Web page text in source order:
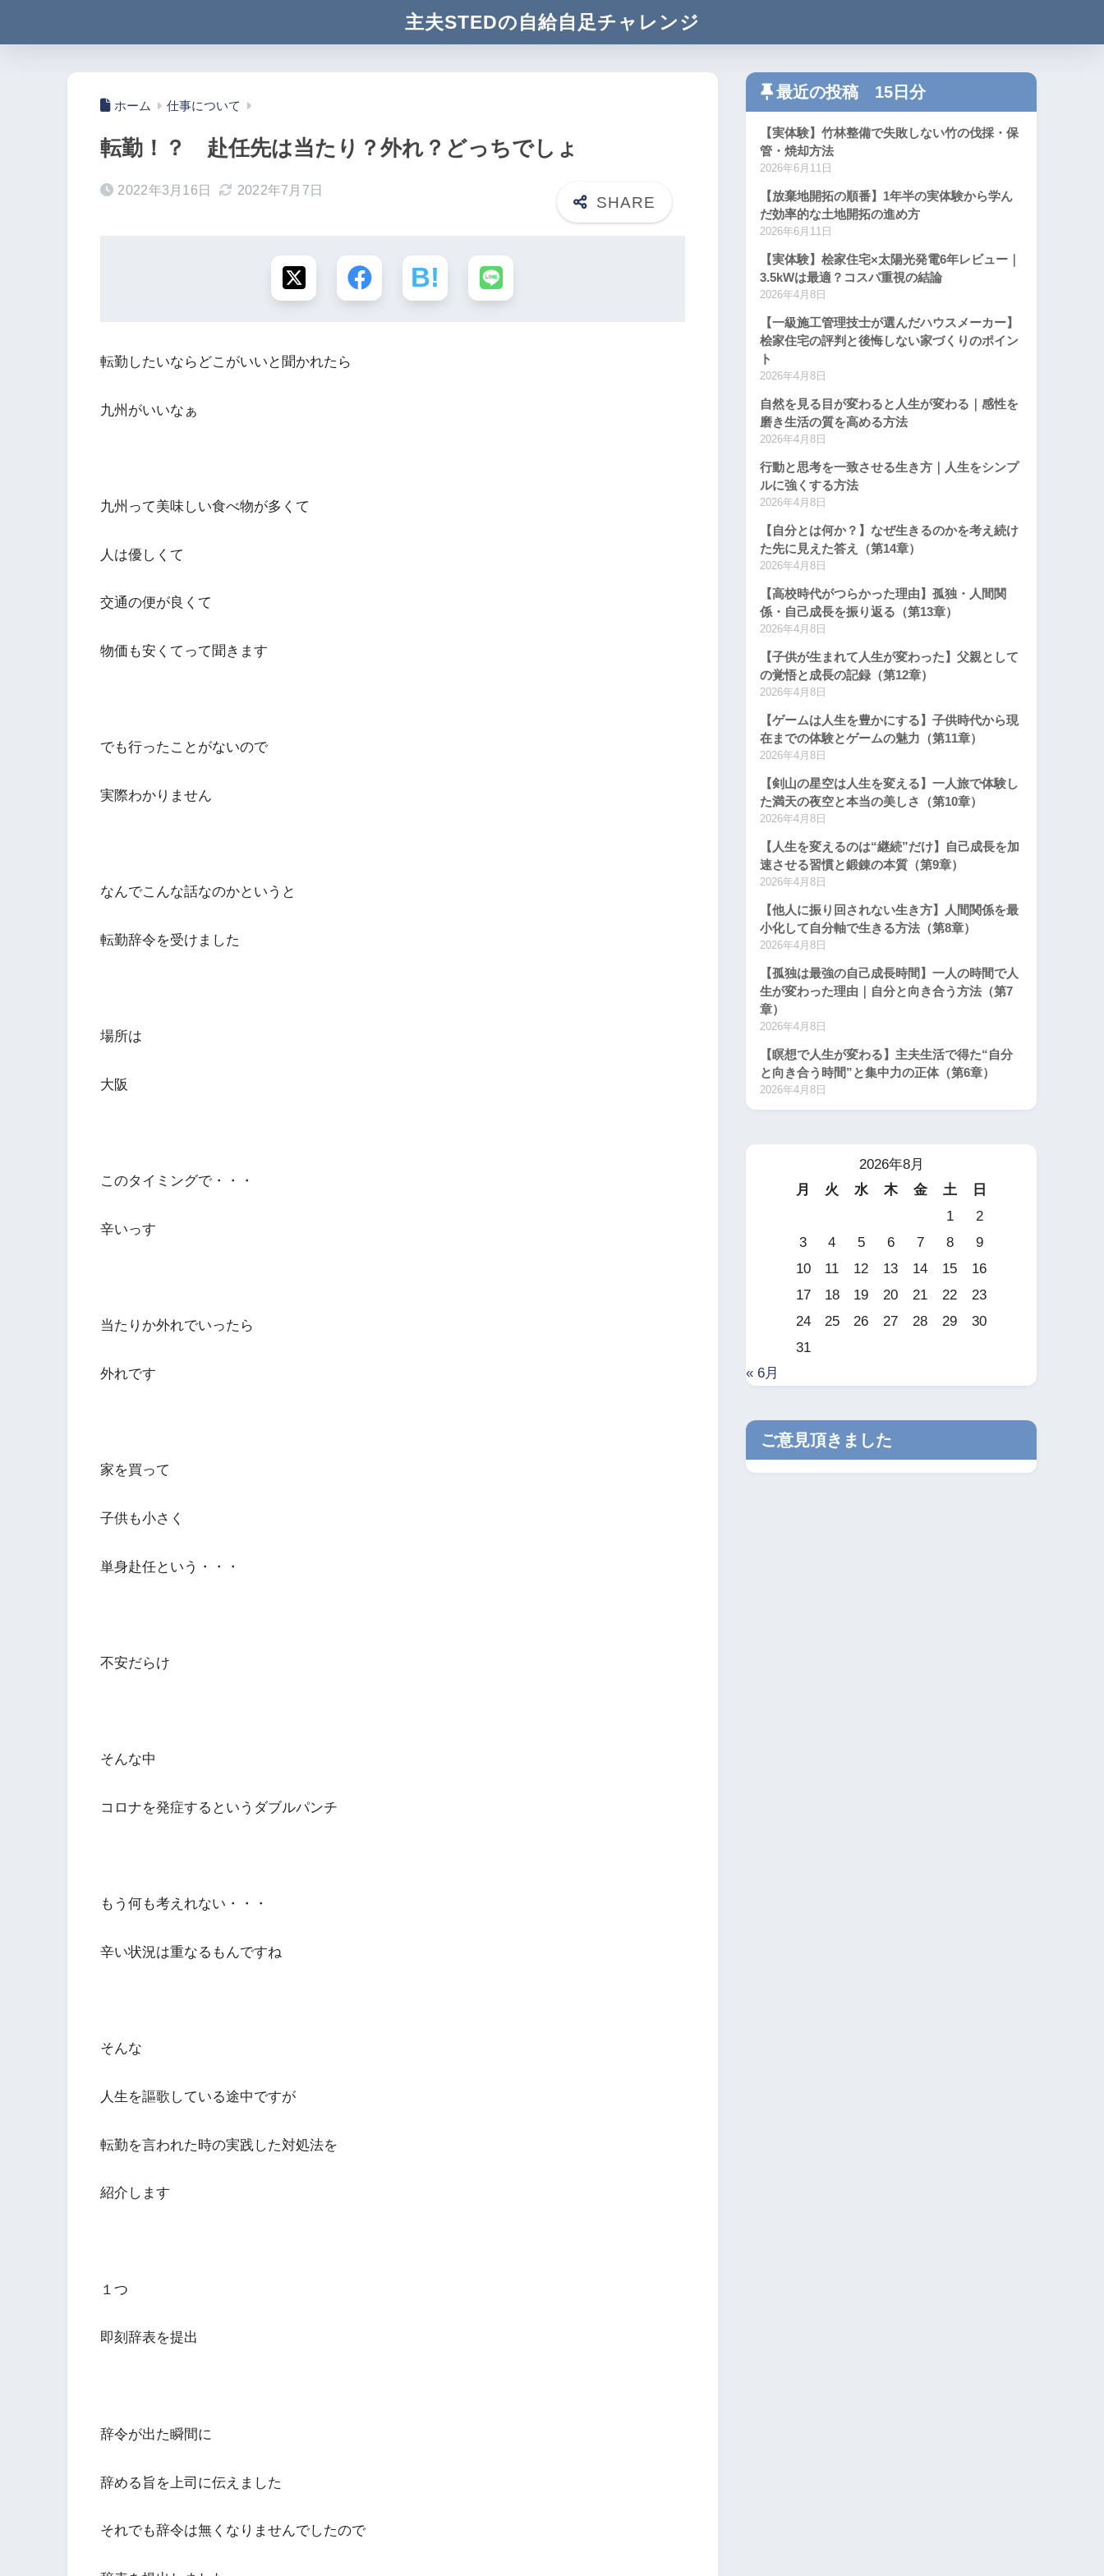
主夫STEDの自給自足チャレンジ
ホーム 仕事について
転勤！？ 赴任先は当たり？外れ？どっちでしょ
2022年3月16日 2022年7月7日
転勤したいならどこがいいと聞かれたら
九州がいいなぁ
九州って美味しい食べ物が多くて
人は優しくて
交通の便が良くて
物価も安くてって聞きます
でも行ったことがないので
実際わかりません
なんでこんな話なのかというと
転勤辞令を受けました
場所は
大阪
このタイミングで・・・
辛いっす
当たりか外れでいったら
外れです
家を買って
子供も小さく
単身赴任という・・・
不安だらけ
そんな中
コロナを発症するというダブルパンチ
もう何も考えれない・・・
辛い状況は重なるもんですね
そんな
人生を謳歌している途中ですが
転勤を言われた時の実践した対処法を
紹介します
１つ
即刻辞表を提出
辞令が出た瞬間に
辞める旨を上司に伝えました
それでも辞令は無くなりませんでしたので
最近の投稿 15日分
【実体験】竹林整備で失敗しない竹の伐採・保
管・焼却方法
2026年6月11日
【放棄地開拓の順番】1年半の実体験から学ん
だ効率的な土地開拓の進め方
2026年6月11日
【実体験】桧家住宅×太陽光発電6年レビュー｜
3.5kWは最適？コスパ重視の結論
2026年4月8日
【一級施工管理技士が選んだハウスメーカー】
桧家住宅の評判と後悔しない家づくりのポイン
ト
2026年4月8日
自然を見る目が変わると人生が変わる｜感性を
磨き生活の質を高める方法
2026年4月8日
行動と思考を一致させる生き方｜人生をシンプ
ルに強くする方法
2026年4月8日
【自分とは何か？】なぜ生きるのかを考え続け
た先に見えた答え（第14章）
2026年4月8日
【高校時代がつらかった理由】孤独・人間関
係・自己成長を振り返る（第13章）
2026年4月8日
【子供が生まれて人生が変わった】父親として
の覚悟と成長の記録（第12章）
2026年4月8日
【ゲームは人生を豊かにする】子供時代から現
在までの体験とゲームの魅力（第11章）
2026年4月8日
【剣山の星空は人生を変える】一人旅で体験し
た満天の夜空と本当の美しさ（第10章）
2026年4月8日
【人生を変えるのは“継続”だけ】自己成長を加
速させる習慣と鍛錬の本質（第9章）
2026年4月8日
【他人に振り回されない生き方】人間関係を最
小化して自分軸で生きる方法（第8章）
2026年4月8日
【孤独は最強の自己成長時間】一人の時間で人
生が変わった理由｜自分と向き合う方法（第7
章）
2026年4月8日
【瞑想で人生が変わる】主夫生活で得た“自分
と向き合う時間”と集中力の正体（第6章）
2026年4月8日
2026年8月
月
火 水 木 金 土
日
1
2
3
4 5 6 7 8
9
10
11 12 13 14 15
16
17
18 19 20 21 22
23
24
25 26 27 28 29
30
31
« 6月
ご意見頂きました